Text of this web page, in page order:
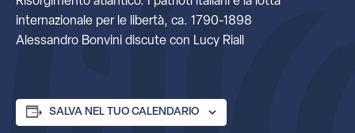
internazionale per le libertà, ca. 1790-1898
Alessandro Bonvini discute con Lucy Riall
SALVA NEL TUO CALENDARIO